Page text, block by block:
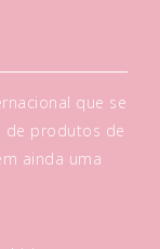
que se
de produtos de
ainda uma